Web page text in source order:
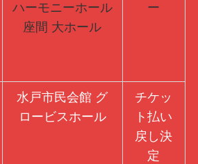
ハーモニーホール
座間 大ホール
ー
水戸市民会館 グ
ロービスホール
チケッ
ト払い
戻し決
定